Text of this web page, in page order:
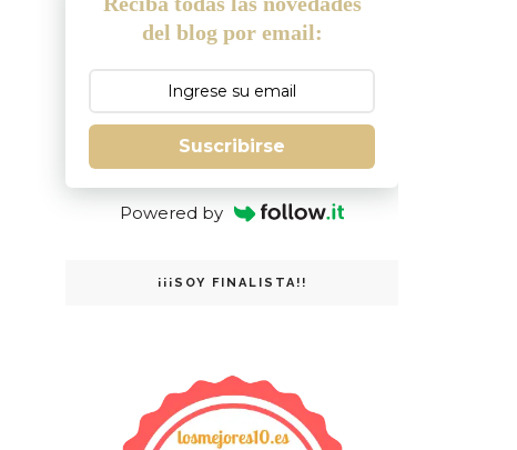
del blog por email:
Suscribirse
Powered by
¡¡¡SOY FINALISTA!!